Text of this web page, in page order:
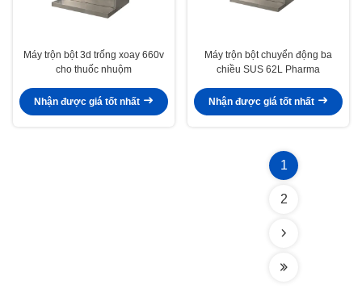
Máy trộn bột 3d trống xoay 660v
cho thuốc nhuộm
Nhận được giá tốt nhất
Máy trộn bột chuyển động ba
chiều SUS 62L Pharma
Nhận được giá tốt nhất
1
2